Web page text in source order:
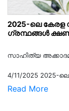
2025-ലെ
ഗ്രന്ഥങ്ങൾ
സാഹിത്യ
4/11/2025 2025-
Read More